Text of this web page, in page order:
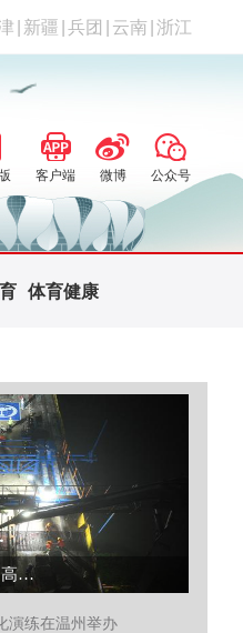
新疆 兵团 云南 浙江
客户端 微博 公众号
体育健康
两座大桥同日合龙 通甬高铁再迎新进展...
演练在温州举办